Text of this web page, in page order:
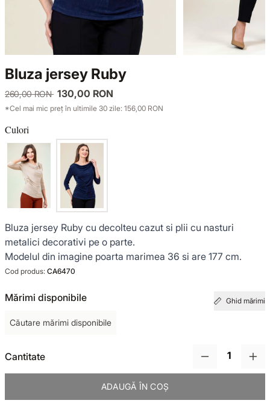
Bluza jersey Ruby
260,00 RON 130,00 RON
*Cel mai mic preț în ultimile 30 zile: 156,00 RON
Culori
Bluza jersey Ruby cu decolteu cazut si plii cu nasturi
metalici decorativi pe o parte.
Modelul din imagine poarta marimea 36 si are 177 cm.
Cod produs: CA6470
Mărimi disponibile Ghid mărimi
Căutare mărimi disponibile
Cantitate
ADAUGĂ ÎN COȘ
COMPLEURI
TRICOTAJE
GECI ȘI PALTOANE
SACOURI ȘI JACHETE
ȚINUTE DE OCAZIE
NOUTĂȚI
GARDEROBA DE VACANȚĂ
TOTUL DE LA -50%
TOTUL DE LA -30% LA -65%
GECI ȘI PALTOANE
SACOURI ȘI JACHETE
ȚINUTE DE OCAZIE
VEZI TOATE REDUCERILE
SENSE LIMITED EDITION
OFFICE MOOD